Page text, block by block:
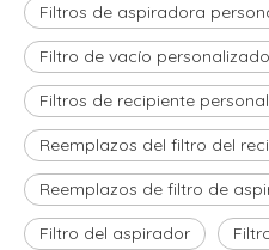
Filtros de aspiradora
Filtro de vacío personalizado
Filtros de recipiente
Reemplazos del filtro del
Reemplazos de filtro de
Filtro del aspirador